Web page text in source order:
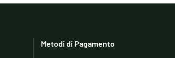
Metodi di Pagamento